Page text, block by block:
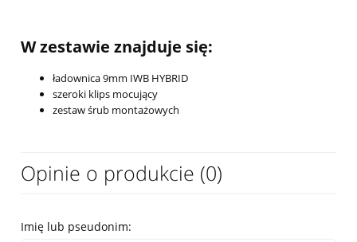
W zestawie znajduje się:
ładownica 9mm IWB HYBRID
szeroki klips mocujący
zestaw śrub montażowych
Opinie o produkcie (0)
Imię lub pseudonim: